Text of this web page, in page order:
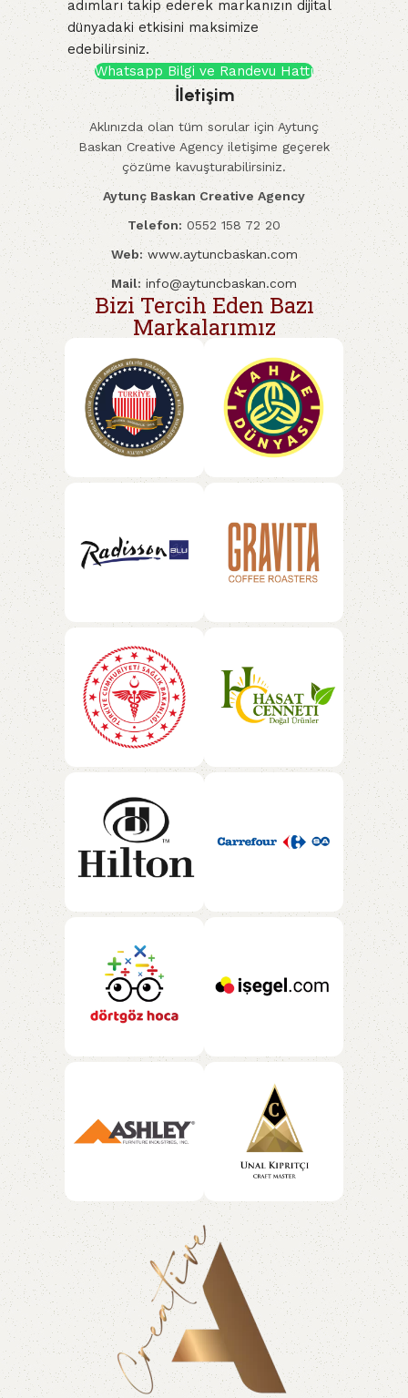
adımları takip ederek markanızın dijital
dünyadaki etkisini maksimize
edebilirsiniz.
Whatsapp Bilgi ve Randevu Hattı
İletişim
Aklınızda olan tüm sorular için Aytunç
Baskan Creative Agency iletişime geçerek
çözüme kavuşturabilirsiniz.
Aytunç Baskan Creative Agency
Telefon: 0552 158 72 20
Web: www.aytuncbaskan.com
Mail: info@aytuncbaskan.com
Bizi Tercih Eden Bazı
Markalarımız